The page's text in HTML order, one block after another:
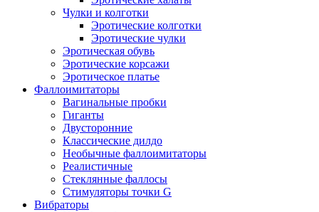
Чулки и колготки
Эротические колготки
Эротические чулки
Эротическая обувь
Эротические корсажи
Эротическое платье
Фаллоимитаторы
Вагинальные пробки
Гиганты
Двусторонние
Классические дилдо
Необычные фаллоимитаторы
Реалистичные
Стеклянные фаллосы
Стимуляторы точки G
Вибраторы